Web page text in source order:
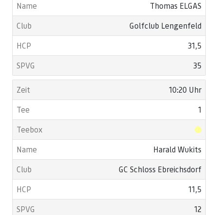
Thomas ELGAS
Golfclub Lengenfeld
31,5
35
10:20 Uhr
1
Harald Wukits
GC Schloss Ebreichsdorf
11,5
12